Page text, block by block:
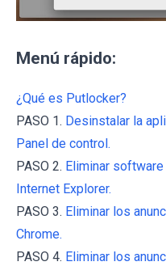
Menú rápido:
¿Qué es Putlocker?
PASO 1. Desinstalar la
Panel de control.
PASO 2. Eliminar
Internet Explorer.
PASO 3. Eliminar los
Chrome.
PASO 4. Eliminar los